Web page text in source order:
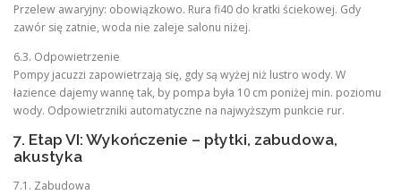
Przelew awaryjny: obowiązkowo. Rura fi40 do kratki ściekowej. Gdy
zawór się zatnie, woda nie zaleje salonu niżej.
6.3. Odpowietrzenie
Pompy jacuzzi zapowietrzają się, gdy są wyżej niż lustro wody. W
łazience dajemy wannę tak, by pompa była 10 cm poniżej min. poziomu
wody. Odpowietrzniki automatyczne na najwyższym punkcie rur.
7. Etap VI: Wykończenie – płytki, zabudowa,
akustyka
7.1. Zabudowa